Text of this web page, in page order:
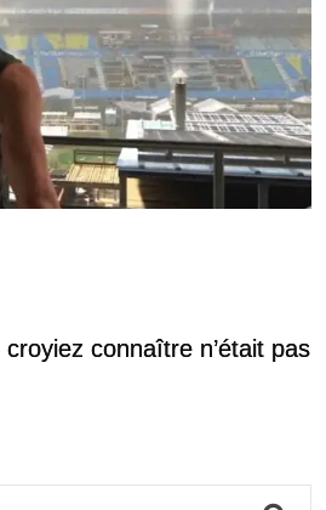
connaître n’était pas